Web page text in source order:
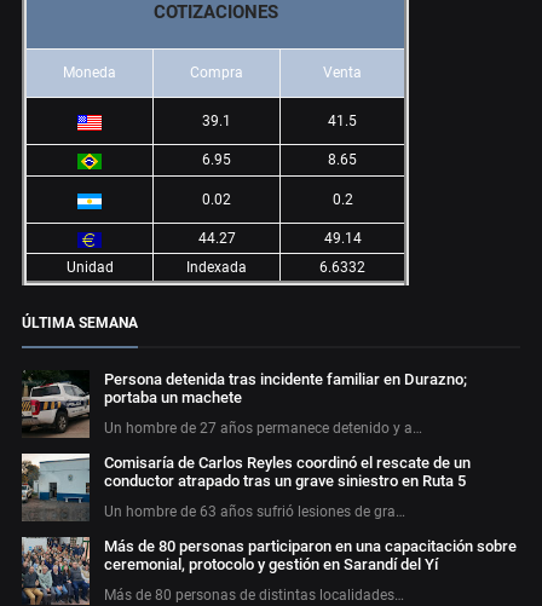
COTIZACIONES
Moneda Compra Venta
39.1 41.5
6.95 8.65
0.02 0.2
44.27
49.14
Unidad
Indexada 6.6332
ÚLTIMA SEMANA
Persona detenida tras incidente familiar en Durazno;
portaba un machete
Un hombre de 27 años permanece detenido y a…
Comisaría de Carlos Reyles coordinó el rescate de un
conductor atrapado tras un grave siniestro en Ruta 5
Un hombre de 63 años sufrió lesiones de gra…
Más de 80 personas participaron en una capacitación sobre
ceremonial, protocolo y gestión en Sarandí del Yí
Más de 80 personas de distintas localidades…